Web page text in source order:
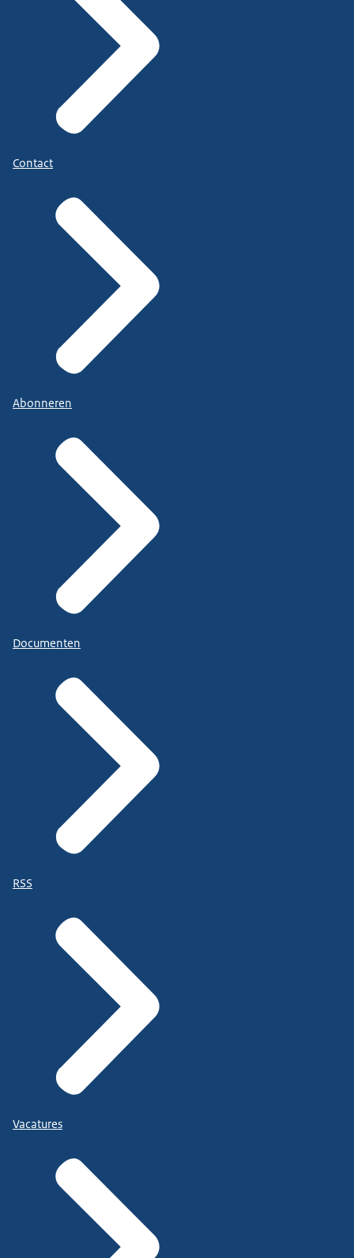
Contact
Abonneren
Documenten
RSS
Vacatures